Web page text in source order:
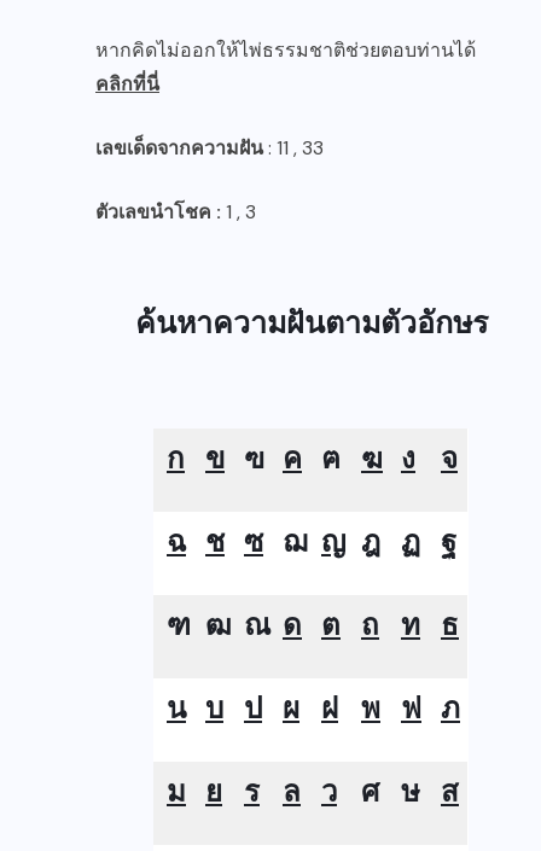
หากคิดไม่ออกให้ไพ่ธรรมชาติช่วยตอบท่านได้
คลิกที่นี่
เลขเด็ดจากความฝัน: 11 , 33
ตัวเลขนำโชค : 1 , 3
ค้นหาความฝันตามตัวอักษร
ก ข ฃ ค ฅ ฆ ง จ
ฉ ช ซ ฌ ญ ฎ ฏ ฐ
ฑ ฒ ณ ด ต ถ ท ธ
น บ ป ผ ฝ พ ฟ ภ
ม ย ร ล ว ศ ษ ส